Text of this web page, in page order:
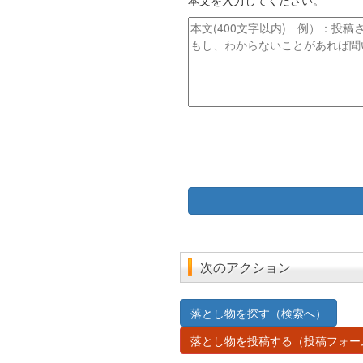
ス
ト
ル
本
文
次のアクション
落とし物を探す（検索へ）
落とし物を投稿する（投稿フォ